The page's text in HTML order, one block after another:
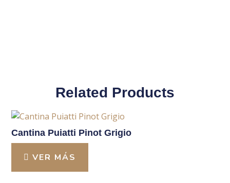
Related Products
Cantina Puiatti Pinot Grigio
VER MÁS